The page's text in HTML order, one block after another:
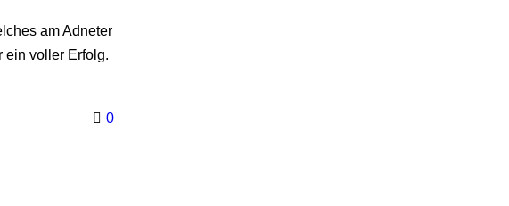
am Adneter
ein voller Erfolg.
0